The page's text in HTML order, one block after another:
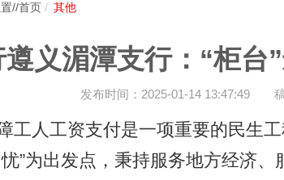
//首页 其他
义湄潭支行：“柜台
发布时间：2025-01-14 13:47:49
人工资支付是一项重要的民生工
忧”为出发点，秉持服务地方经济